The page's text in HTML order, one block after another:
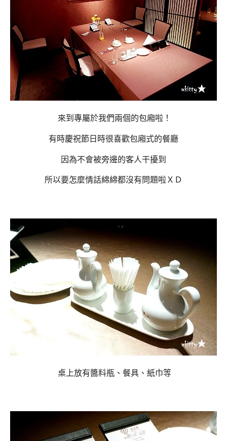
來到專屬於我們兩個的包廂啦！
有時慶祝節日時很喜歡包廂式的餐廳
因為不會被旁邊的客人干擾到
所以要怎麼情話綿綿都沒有問題啦ＸＤ
桌上放有醬料瓶、餐具、紙巾等